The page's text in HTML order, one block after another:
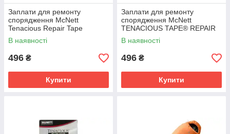
Заплати для ремонту
спорядження McNett
Tenacious Repair Tape
Transparent 7.6cm x 50cm
2025
В наявності
496 ₴
Купити
Заплати для ремонту
спорядження McNett
TENACIOUS TAPE® REPAIR
TAPE Sage Green 2025
В наявності
496 ₴
Купити